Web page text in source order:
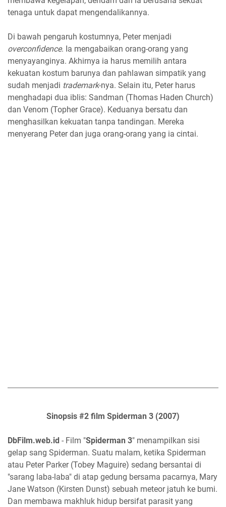
tenaga untuk dapat mengendalikannya.
Di bawah pengaruh kostumnya, Peter menjadi
overconfidence. Ia mengabaikan orang-orang yang
menyayanginya. Akhirnya ia harus memilih antara
kekuatan kostum barunya dan pahlawan simpatik yang
sudah menjadi trademark-nya. Selain itu, Peter harus
menghadapi dua iblis: Sandman (Thomas Haden Church)
dan Venom (Topher Grace). Keduanya bersatu dan
menghasilkan kekuatan tanpa tandingan. Mereka
menyerang Peter dan juga orang-orang yang ia cintai.
Sinopsis #2 film Spiderman 3 (2007)
DbFilm.web.id - Film "Spiderman 3" menampilkan sisi
gelap sang Spiderman. Suatu malam, ketika Spiderman
atau Peter Parker (Tobey Maguire) sedang bersantai di
"sarang laba-laba" di atap gedung bersama pacarnya, Mary
Jane Watson (Kirsten Dunst) sebuah meteor jatuh ke bumi.
Dan membawa makhluk hidup bersifat parasit yang